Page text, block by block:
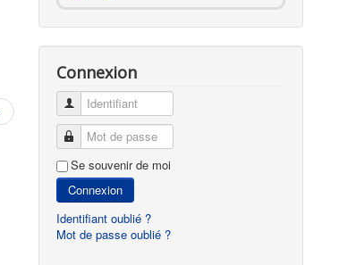
Connexion
Identifiant
Mot de passe
Se souvenir de moi
Connexion
Identifiant oublié ?
Mot de passe oublié ?